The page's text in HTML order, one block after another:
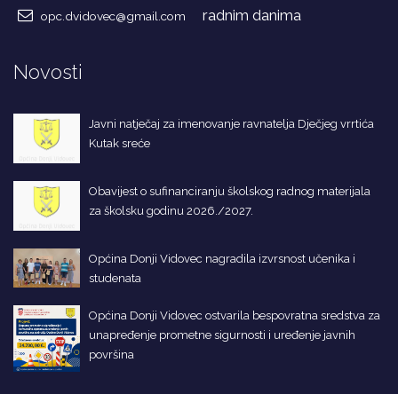
opc.dvidovec@gmail.com
radnim danima
Novosti
Javni natječaj za imenovanje ravnatelja Dječjeg vrrtića
Kutak sreće
Obavijest o sufinanciranju školskog radnog materijala
za školsku godinu 2026./2027.
Općina Donji Vidovec nagradila izvrsnost učenika i
studenata
Općina Donji Vidovec ostvarila bespovratna sredstva za
unapređenje prometne sigurnosti i uređenje javnih
površina